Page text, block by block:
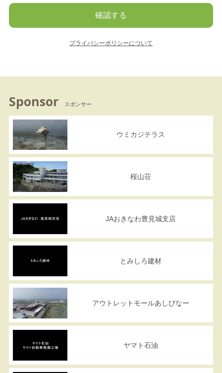
プライバシーポリシーについて
Sponsor スポンサー
ウミカジテラス
桜山荘
JAおきなわ豊見城支店
とみしろ建材
アウトレットモールあしびなー
ヤマト石油